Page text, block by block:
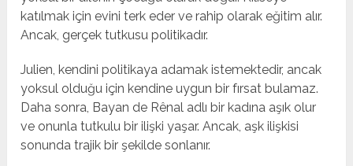
katılmak için evini terk eder ve rahip olarak eğitim alır.
Ancak, gerçek tutkusu politikadır.
Julien, kendini politikaya adamak istemektedir, ancak
yoksul olduğu için kendine uygun bir fırsat bulamaz.
Daha sonra, Bayan de Rênal adlı bir kadına aşık olur
ve onunla tutkulu bir ilişki yaşar. Ancak, aşk ilişkisi
sonunda trajik bir şekilde sonlanır.